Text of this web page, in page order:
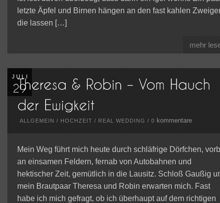
letzte Äpfel und Birnen hängen an den fast kahlen
die lassen […]
mehr
JULI
ALLGEMEIN / HOCHZEIT / REAL WEDDING / 0 kommentare
Mein Weg führt mich heute durch schläfrige Dörfchen,
an einsamen Feldern, fernab von Autobahnen und
hektischer Zeit, gemütlich in die Lausitz. Schloß Gaußig
mein Brautpaar Theresa und Robin erwarten mich. Fast
habe ich mich gefragt, ob ich überhaupt auf dem richtigen